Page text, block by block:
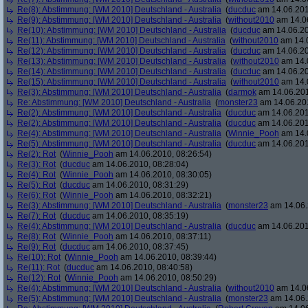
Re(8): Abstimmung: [WM 2010] Deutschland - Australia (ducduc am
Re(9): Abstimmung: [WM 2010] Deutschland - Australia (without2010 am
Re(10): Abstimmung: [WM 2010] Deutschland - Australia (ducduc am
Re(11): Abstimmung: [WM 2010] Deutschland - Australia (without2010 am
Re(12): Abstimmung: [WM 2010] Deutschland - Australia (ducduc am
Re(13): Abstimmung: [WM 2010] Deutschland - Australia (without2010 am
Re(14): Abstimmung: [WM 2010] Deutschland - Australia (ducduc am
Re(15): Abstimmung: [WM 2010] Deutschland - Australia (without2010 am
Re(3): Abstimmung: [WM 2010] Deutschland - Australia (darmok am
Re: Abstimmung: [WM 2010] Deutschland - Australia (monster23 am
Re(2): Abstimmung: [WM 2010] Deutschland - Australia (ducduc am
Re(2): Abstimmung: [WM 2010] Deutschland - Australia (ducduc am
Re(4): Abstimmung: [WM 2010] Deutschland - Australia (Winnie_Pooh am
Re(5): Abstimmung: [WM 2010] Deutschland - Australia (ducduc am
Re(2): Rot (Winnie_Pooh am 14.06.2010, 08:26:54)
Re(3): Rot (ducduc am 14.06.2010, 08:28:04)
Re(4): Rot (Winnie_Pooh am 14.06.2010, 08:30:05)
Re(5): Rot (ducduc am 14.06.2010, 08:31:29)
Re(6): Rot (Winnie_Pooh am 14.06.2010, 08:32:21)
Re(3): Abstimmung: [WM 2010] Deutschland - Australia (monster23 am
Re(7): Rot (ducduc am 14.06.2010, 08:35:19)
Re(4): Abstimmung: [WM 2010] Deutschland - Australia (ducduc am
Re(8): Rot (Winnie_Pooh am 14.06.2010, 08:37:11)
Re(9): Rot (ducduc am 14.06.2010, 08:37:45)
Re(10): Rot (Winnie_Pooh am 14.06.2010, 08:39:44)
Re(11): Rot (ducduc am 14.06.2010, 08:40:58)
Re(12): Rot (Winnie_Pooh am 14.06.2010, 08:50:29)
Re(4): Abstimmung: [WM 2010] Deutschland - Australia (without2010 am
Re(5): Abstimmung: [WM 2010] Deutschland - Australia (monster23 am